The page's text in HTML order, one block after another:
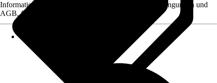
Informationen des Verkäufers, wie z. B. Rückgabebedingungen und
AGB, finden Sie bei Klick auf den Verkäufernamen.